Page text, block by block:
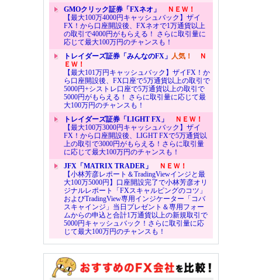
GMOクリック証券「FXネオ」
ＮＥＷ！
【最大100万4000円キャッシュバック】ザイ
FX！から口座開設後、FXネオで1万通貨以上
の取引で4000円がもらえる！ さらに取引量に
応じて最大100万円のチャンスも！
トレイダーズ証券「みんなのFX」 人気！
Ｎ
ＥＷ！
【最大101万円キャッシュバック】ザイFX！か
ら口座開設後、FX口座で5万通貨以上の取引で
5000円+シストレ口座で5万通貨以上の取引で
5000円がもらえる！ さらに取引量に応じて最
大100万円のチャンスも！
トレイダーズ証券「LIGHT FX」
ＮＥＷ！
【最大100万3000円キャッシュバック】ザイ
FX！から口座開設後、LIGHT FXで5万通貨以
上の取引で3000円がもらえる！さらに取引量
に応じて最大100万円のチャンスも！
JFX「MATRIX TRADER」
ＮＥＷ！
【小林芳彦レポート＆TradingViewインジと最
大100万5000円】口座開設完了で小林芳彦オリ
ジナルレポート「FXスキャルピングのコツ」
およびTradingView専用インジケーター「コバ
スキャインジ」当日プレゼント＆専用フォー
ムからの申込と合計1万通貨以上の新規取引で
5000円キャッシュバック！さらに取引量に応
じて最大100万円のチャンスも！